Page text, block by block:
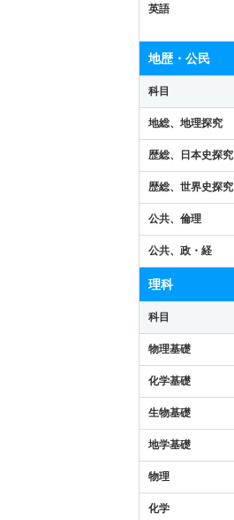
英語
地歴・公民
科目
地総、地理探究
歴総、日本史探究
歴総、世界史探究
公共、倫理
公共、政・経
理科
科目
物理基礎
化学基礎
生物基礎
地学基礎
物理
化学